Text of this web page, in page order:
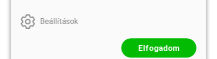
9 950 Ft
Beállítások
Elfogadom